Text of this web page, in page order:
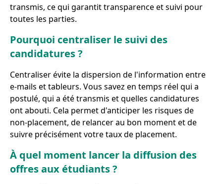
transmis, ce qui garantit transparence et suivi pour
toutes les parties.
Pourquoi centraliser le suivi des
candidatures ?
Centraliser évite la dispersion de l'information entre
e-mails et tableurs. Vous savez en temps réel qui a
postulé, qui a été transmis et quelles candidatures
ont abouti. Cela permet d'anticiper les risques de
non-placement, de relancer au bon moment et de
suivre précisément votre taux de placement.
À quel moment lancer la diffusion des
offres aux étudiants ?